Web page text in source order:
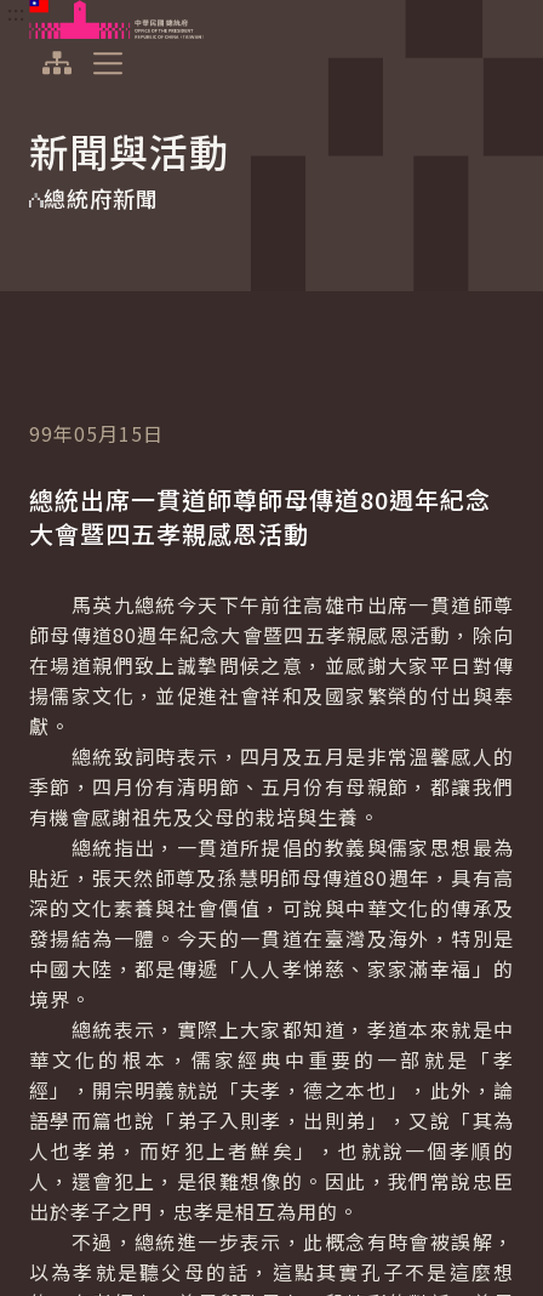
跳到主要內容
中華民國總統府
新聞與活動
總統府新聞
99年05月15日
總統出席一貫道師尊師母傳道80週年紀念
大會暨四五孝親感恩活動
馬英九總統今天下午前往高雄市出席一貫道師尊
師母傳道80週年紀念大會暨四五孝親感恩活動，除向
在場道親們致上誠摯問候之意，並感謝大家平日對傳
揚儒家文化，並促進社會祥和及國家繁榮的付出與奉
獻。
總統致詞時表示，四月及五月是非常溫馨感人的
季節，四月份有清明節、五月份有母親節，都讓我們
有機會感謝祖先及父母的栽培與生養。
總統指出，一貫道所提倡的教義與儒家思想最為
貼近，張天然師尊及孫慧明師母傳道80週年，具有高
深的文化素養與社會價值，可說與中華文化的傳承及
發揚結為一體。今天的一貫道在臺灣及海外，特別是
中國大陸，都是傳遞「人人孝悌慈、家家滿幸福」的
境界。
總統表示，實際上大家都知道，孝道本來就是中
華文化的根本，儒家經典中重要的一部就是「孝
經」，開宗明義就説「夫孝，德之本也」，此外，論
語學而篇也說「弟子入則孝，出則弟」，又說「其為
人也孝弟，而好犯上者鮮矣」，也就說一個孝順的
人，還會犯上，是很難想像的。因此，我們常說忠臣
出於孝子之門，忠孝是相互為用的。
不過，總統進一步表示，此概念有時會被誤解，
以為孝就是聽父母的話，這點其實孔子不是這麼想